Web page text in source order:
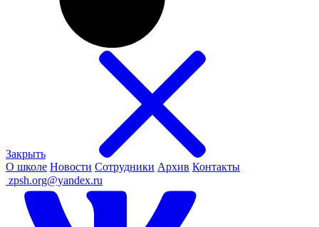
Закрыть
О школе Новости Сотрудники Архив Контакты
zpsh.org@yandex.ru